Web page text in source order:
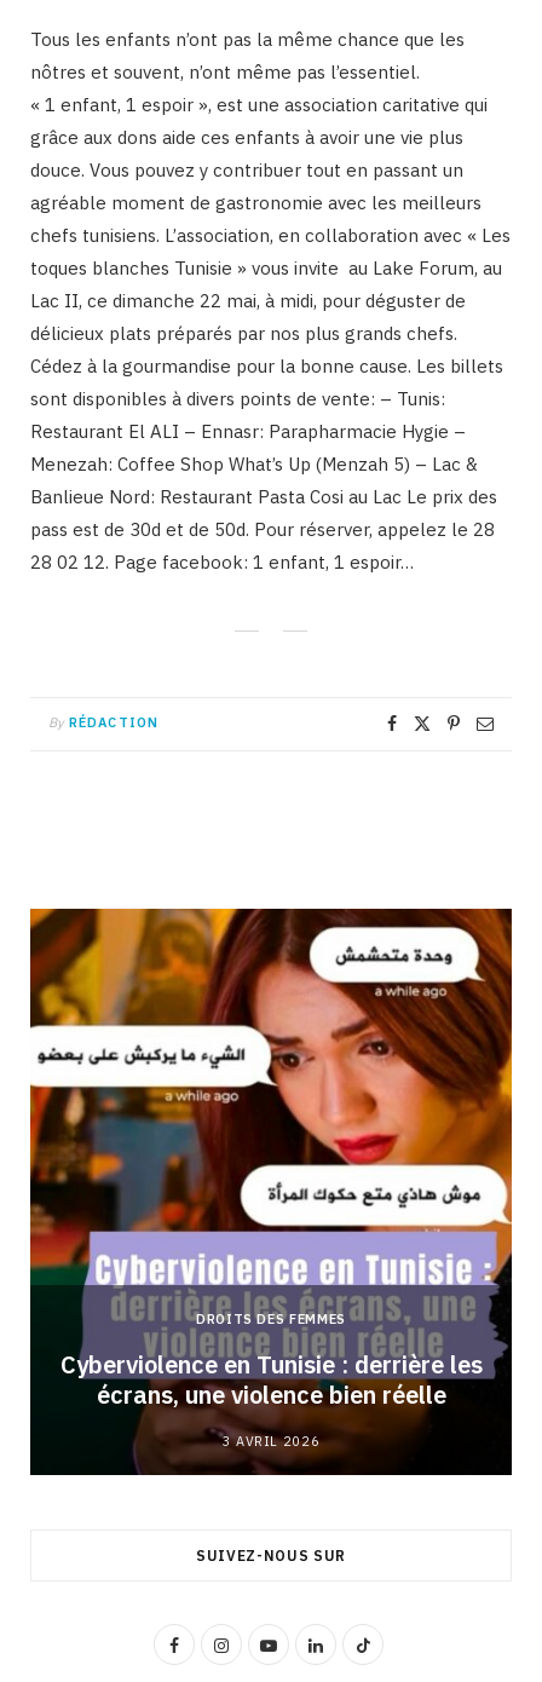
Tous les enfants n’ont pas la même chance que les
nôtres et souvent, n’ont même pas l’essentiel.
« 1 enfant, 1 espoir », est une association caritative qui
grâce aux dons aide ces enfants à avoir une vie plus
douce. Vous pouvez y contribuer tout en passant un
agréable moment de gastronomie avec les meilleurs
chefs tunisiens. L’association, en collaboration avec « Les
toques blanches Tunisie » vous invite au Lake Forum, au
Lac II, ce dimanche 22 mai, à midi, pour déguster de
délicieux plats préparés par nos plus grands chefs.
Cédez à la gourmandise pour la bonne cause. Les billets
sont disponibles à divers points de vente: – Tunis:
Restaurant El ALI – Ennasr: Parapharmacie Hygie –
Menezah: Coffee Shop What’s Up (Menzah 5) – Lac &
Banlieue Nord: Restaurant Pasta Cosi au Lac Le prix des
pass est de 30d et de 50d. Pour réserver, appelez le 28
28 02 12. Page facebook: 1 enfant, 1 espoir…
By RÉDACTION
DROITS DES FEMMES
Cyberviolence en Tunisie : derrière les
écrans, une violence bien réelle
3 AVRIL 2026
SUIVEZ-NOUS SUR
F
I
Y
L
T